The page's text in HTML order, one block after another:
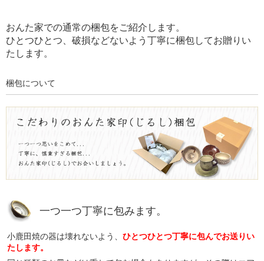
おんた家での通常の梱包をご紹介します。
ひとつひとつ、破損などないよう丁寧に梱包してお贈りい
たします。
梱包について
一つ一つ丁寧に包みます。
小鹿田焼の器は壊れないよう、 ひとつひとつ丁寧に包んでお送りい
たします。